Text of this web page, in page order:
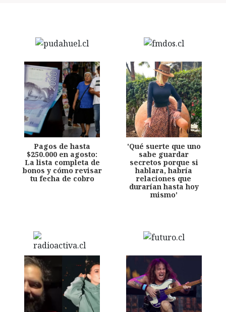
Pagos de hasta
$250.000 en agosto:
La lista completa de
bonos y cómo revisar
tu fecha de cobro
'Qué suerte que uno
sabe guardar
secretos porque si
hablara, habría
relaciones que
durarían hasta hoy
mismo'